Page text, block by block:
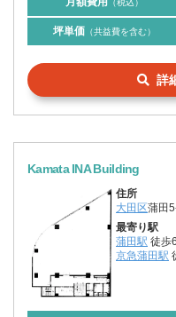
（税込）
坪単価 （共益費を含む）
詳
Kamata INA Building
住所
大田区蒲田
最寄り駅
蒲田駅 徒歩
京急蒲田駅